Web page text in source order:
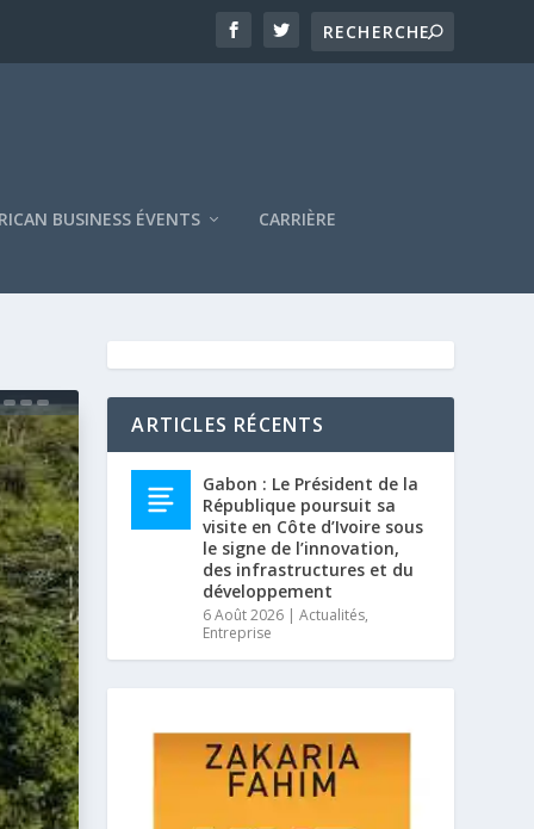
BUSINESS ÉVENTS CARRIÈRE
ARTICLES RÉCENTS
Gabon : Le Président de la
République poursuit sa
visite en Côte d’Ivoire sous
le signe de l’innovation,
des infrastructures et du
développement
6 Août 2026 |Actualités,
Entreprise